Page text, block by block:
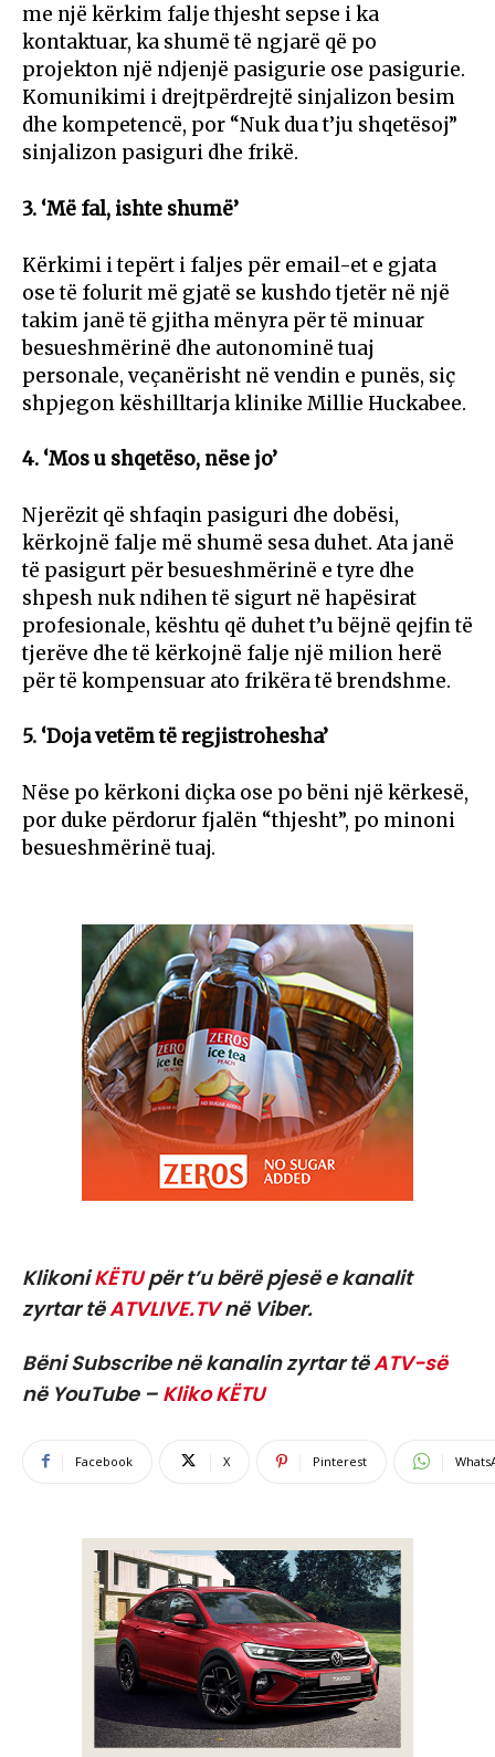
me një kërkim falje thjesht sepse i ka
kontaktuar, ka shumë të ngjarë që po
projekton një ndjenjë pasigurie ose pasigurie.
Komunikimi i drejtpërdrejtë sinjalizon besim
dhe kompetencë, por “Nuk dua t’ju shqetësoj”
sinjalizon pasiguri dhe frikë.
3. ‘Më fal, ishte shumë’
Kërkimi i tepërt i faljes për email-et e gjata
ose të folurit më gjatë se kushdo tjetër në një
takim janë të gjitha mënyra për të minuar
besueshmërinë dhe autonominë tuaj
personale, veçanërisht në vendin e punës, siç
shpjegon këshilltarja klinike Millie Huckabee.
4. ‘Mos u shqetëso, nëse jo’
Njerëzit që shfaqin pasiguri dhe dobësi,
kërkojnë falje më shumë sesa duhet. Ata janë
të pasigurt për besueshmërinë e tyre dhe
shpesh nuk ndihen të sigurt në hapësirat
profesionale, kështu që duhet t’u bëjnë qejfin të
tjerëve dhe të kërkojnë falje një milion herë
për të kompensuar ato frikëra të brendshme.
5. ‘Doja vetëm të regjistrohesha’
Nëse po kërkoni diçka ose po bëni një kërkesë,
por duke përdorur fjalën “thjesht”, po minoni
besueshmërinë tuaj.
KlikoniKËTUpër t’u bërë pjesë e kanalit
zyrtar tëATVLIVE.TVnë Viber.
Bëni Subscribe në kanalin zyrtar tëATV-së
në YouTube – Kliko KËTU
Facebook X Pinterest